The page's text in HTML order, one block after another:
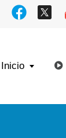
Inicio